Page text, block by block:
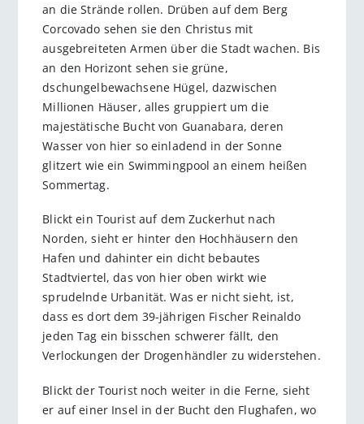
an die Strände rollen. Drüben auf dem Berg
Corcovado sehen sie den Christus mit
ausgebreiteten Armen über die Stadt wachen. Bis
an den Horizont sehen sie grüne,
dschungelbewachsene Hügel, dazwischen
Millionen Häuser, alles gruppiert um die
majestätische Bucht von Guanabara, deren
Wasser von hier so einladend in der Sonne
glitzert wie ein Swimmingpool an einem heißen
Sommertag.
Blickt ein Tourist auf dem Zuckerhut nach
Norden, sieht er hinter den Hochhäusern den
Hafen und dahinter ein dicht bebautes
Stadtviertel, das von hier oben wirkt wie
sprudelnde Urbanität. Was er nicht sieht, ist,
dass es dort dem 39-jährigen Fischer Reinaldo
jeden Tag ein bisschen schwerer fällt, den
Verlockungen der Drogenhändler zu widerstehen.
Blickt der Tourist noch weiter in die Ferne, sieht
er auf einer Insel in der Bucht den Flughafen, wo